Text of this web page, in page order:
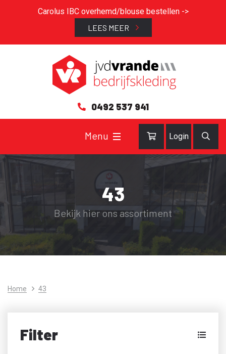
Carolus IBC overhemd/blouse bestellen ->
LEES MEER
0492 537 941
Login
43
Bekijk hier ons assortiment
Home 43
Filter